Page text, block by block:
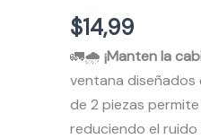
$14,99
🚛🌧️ ¡Manten la
ventana diseñados
de 2 piezas
reduciendo el